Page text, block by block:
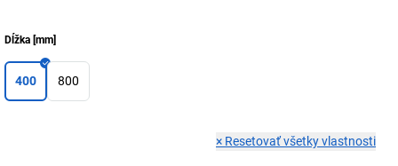
Dĺžka [mm]
400 800
× Resetovať všetky vlastnosti